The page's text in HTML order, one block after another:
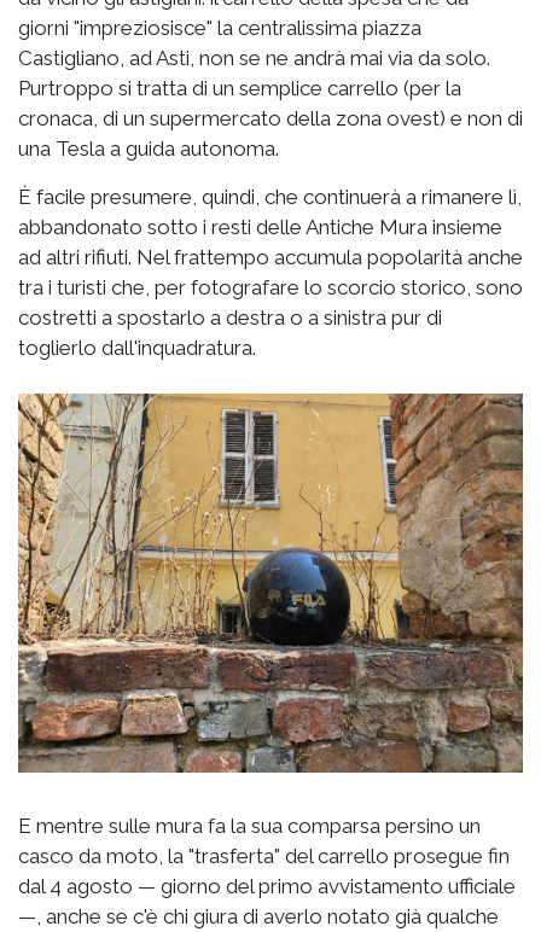
giorni "impreziosisce" la centralissima piazza
Castigliano, ad Asti, non se ne andrà mai via da solo.
Purtroppo si tratta di un semplice carrello (per la
cronaca, di un supermercato della zona ovest) e non di
una Tesla a guida autonoma.
È facile presumere, quindi, che continuerà a rimanere lì,
abbandonato sotto i resti delle Antiche Mura insieme
ad altri rifiuti. Nel frattempo accumula popolarità anche
tra i turisti che, per fotografare lo scorcio storico, sono
costretti a spostarlo a destra o a sinistra pur di
toglierlo dall'inquadratura.
E mentre sulle mura fa la sua comparsa persino un
casco da moto, la "trasferta" del carrello prosegue fin
dal 4 agosto — giorno del primo avvistamento ufficiale
—, anche se c'è chi giura di averlo notato già qualche